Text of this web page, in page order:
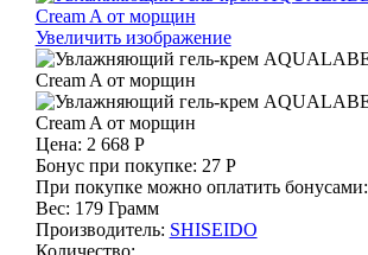
Увеличить изображение
Цена: 2 668 Р
Бонус при покупке: 27 Р
При покупке можно оплатить бонусами:
Вес: 179 Грамм
Производитель: SHISEIDO
Количество: